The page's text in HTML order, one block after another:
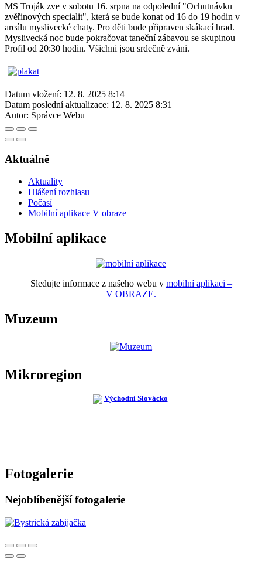
MS Troják zve v sobotu 16. srpna na odpolední "Ochutnávku
zvěřinových specialit", která se bude konat od 16 do 19 hodin v
areálu myslivecké chaty. Pro děti bude připraven skákací hrad.
Myslivecká noc bude pokračovat taneční zábavou se skupinou
Profil od 20:30 hodin. Všichni jsou srdečně zváni.
Datum vložení: 12. 8. 2025 8:14
Datum poslední aktualizace: 12. 8. 2025 8:31
Autor: Správce Webu
Aktuálně
Aktuality
Hlášení rozhlasu
Počasí
Mobilní aplikace V obraze
Mobilní aplikace
Sledujte informace z našeho webu v mobilní aplikaci –
V OBRAZE.
Muzeum
Mikroregion
Fotogalerie
Nejoblíbenější fotogalerie